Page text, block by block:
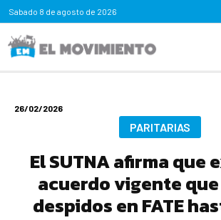
Sabado 8 de agosto de 2026
26/02/2026
PARITARIAS
El SUTNA afirma que
acuerdo vigente
despidos en FATE